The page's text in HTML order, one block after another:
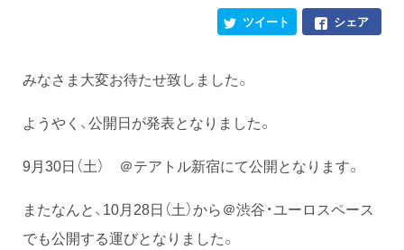
シェア
ツイート
みなさま大変お待たせ致しました。
ようやく、公開日が発表となりました。
9月30日（土） ＠テアトル新宿にて公開となります。
またなんと、10月28日（土）から＠渋谷・ユーロスペース
でも公開する運びとなりました。